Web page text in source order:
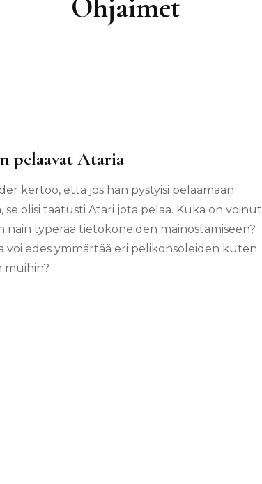
pelaavat Ataria
kertoo, että jos hän pystyisi pelaamaan
se olisi taatusti Atari jota pelaa. Kuka on voinut
näin typerää tietokoneiden mainostamiseen?
voi edes ymmärtää eri pelikonsoleiden kuten
muihin?